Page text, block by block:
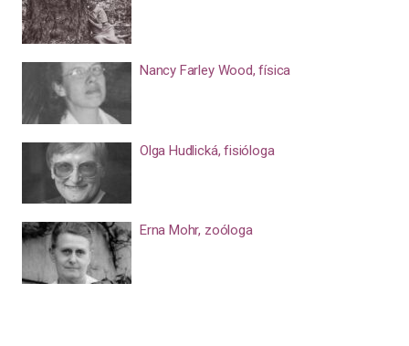
Nancy Farley Wood, física
Olga Hudlická, fisióloga
Erna Mohr, zoóloga